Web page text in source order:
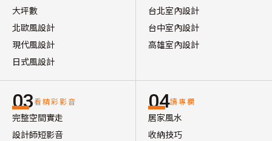
大坪數
北歐風設計
現代風設計
日式風設計
台北室內設計
台中室內設計
高雄室內設計
03看精彩影音
完整空間實走
設計師短影音
04讀專欄
居家風水
收納技巧